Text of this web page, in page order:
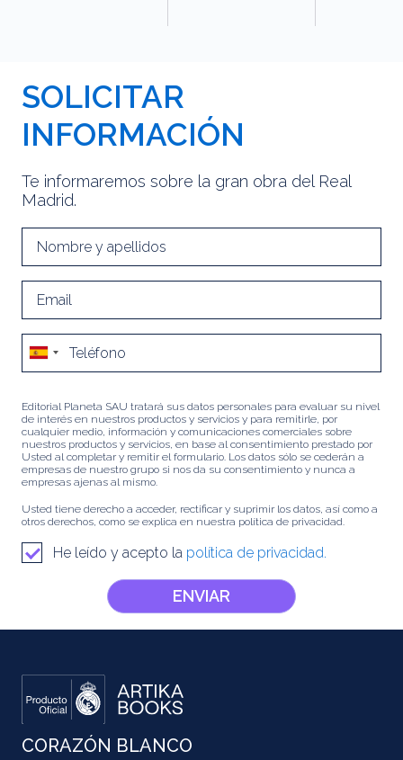
SOLICITAR
INFORMACIÓN
Te informaremos sobre la gran obra del Real
Madrid.
Editorial Planeta SAU tratará sus datos personales para evaluar su nivel
de interés en nuestros productos y servicios y para remitirle, por
cualquier medio, información y comunicaciones comerciales sobre
nuestros productos y servicios, en base al consentimiento prestado por
Usted al completar y remitir el formulario. Los datos sólo se cederán a
empresas de nuestro grupo si nos da su consentimiento y nunca a
empresas ajenas al mismo.
Usted tiene derecho a acceder, rectificar y suprimir los datos, así como a
otros derechos, como se explica en nuestra política de privacidad.
He leído y acepto la política de privacidad.
ENVIAR
CORAZÓN BLANCO